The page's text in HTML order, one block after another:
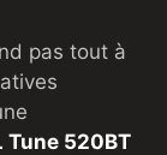
pas tout à
Tune 520BT